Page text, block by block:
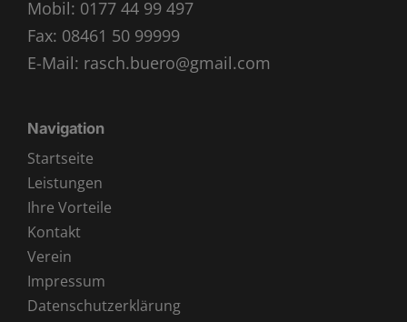
Mobil: 0177 44 99 497
Fax: 08461 50 99999
E-Mail: rasch.buero@gmail.com
Navigation
Startseite
Leistungen
Ihre Vorteile
Kontakt
Verein
Impressum
Datenschutzerklärung